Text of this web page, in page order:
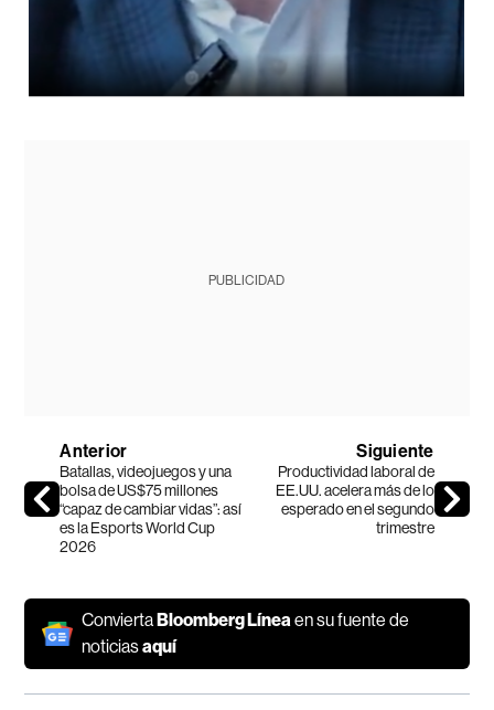
PUBLICIDAD
Anterior
Batallas, videojuegos y una
bolsa de US$75 millones
“capaz de cambiar vidas”: así
es la Esports World Cup
2026
Siguiente
Productividad laboral de
EE.UU. acelera más de lo
esperado en el segundo
trimestre
ConviertaBloomberg Líneaen su fuente de
noticiasaquí